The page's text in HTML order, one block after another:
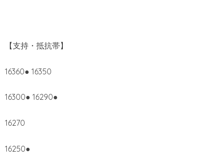
【支持・抵抗帯】
16360● 16350
16300● 16290●
16270
16250●